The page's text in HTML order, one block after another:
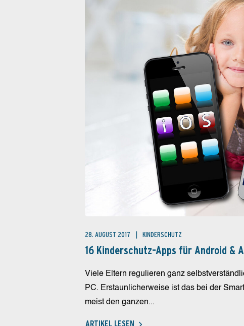
28. AUGUST 2017 KINDERSCHUTZ
16 Kinderschutz-Apps für Android &
Viele Eltern regulieren ganz
PC. Erstaunlicherweise ist das bei der
meist den ganzen...
ARTIKEL LESEN